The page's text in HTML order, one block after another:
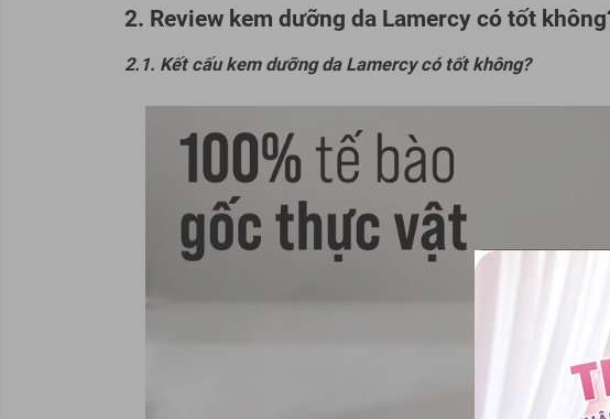
2. Review kem dưỡng da Lamercy có tốt
2.1. Kết cấu kem dưỡng da Lamercy có tốt không?